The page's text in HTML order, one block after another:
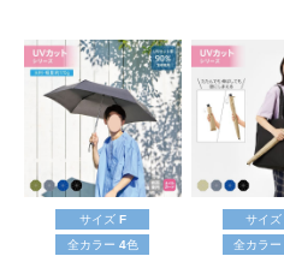
サイズ F
全カラー 4色
サイズ
全カラー